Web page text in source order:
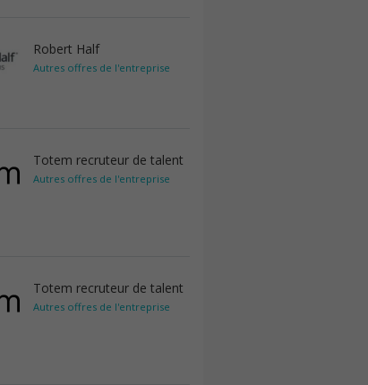
Robert Half
Autres offres de l'entreprise
Totem recruteur de talent
Autres offres de l'entreprise
Totem recruteur de talent
Autres offres de l'entreprise